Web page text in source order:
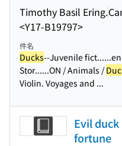
Timothy Basil Ering.
<Y17-B19797>
件名
Ducks--Juvenile fict...
Stor......ON / Animals /
Violin. Voyages and ...
Evil
fortune